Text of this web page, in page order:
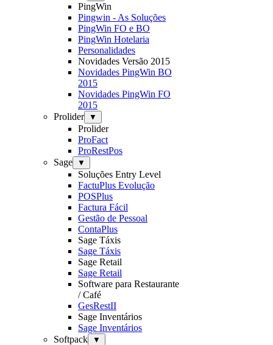
PingWin
Pingwin - As Soluções
PingWin FO e BO
PingWin Hotelaria
Personalidades
Novidades Versão 2015
Novidades PingWin BO
2015
Novidades PingWin FO
2015
Prolider
▼
Prolider
ProFact
ProRestPos
Sage
▼
Soluções Entry Level
FactuPlus Evolução
POSPlus
Factura Fácil
Gestão de Pessoal
ContaPlus
Sage Táxis
Sage Táxis
Sage Retail
Sage Retail
Software para Restaurante
/ Café
GesRestII
Sage Inventários
Sage Inventários
Softpack
▼